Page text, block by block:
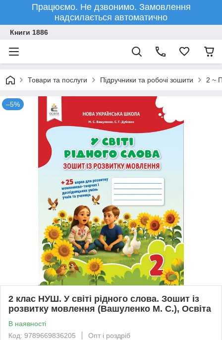
Працюємо. Не дзвонимо. Замовлення
надсилається автоматично
Книги 1886
Товари та послуги Підручники та робочі зошити 2 ~
–5%
2 клас НУШ. У світі рідного слова. Зошит із
розвитку мовлення (Вашуленко М. С.), Освіта
В наявності
Код: 9789669836205
Опт і роздріб